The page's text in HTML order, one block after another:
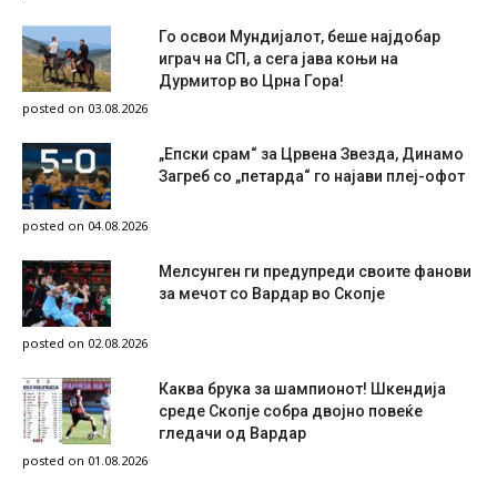
Го освои Мундијалот, беше најдобар
играч на СП, а сега јава коњи на
Дурмитор во Црна Гора!
posted on 03.08.2026
„Епски срам“ за Црвена Звезда, Динамо
Загреб со „петарда“ го најави плеј-офот
posted on 04.08.2026
Мелсунген ги предупреди своите фанови
за мечот со Вардар во Скопје
posted on 02.08.2026
Каква брука за шампионот! Шкендија
среде Скопје собра двојно повеќе
гледачи од Вардар
posted on 01.08.2026